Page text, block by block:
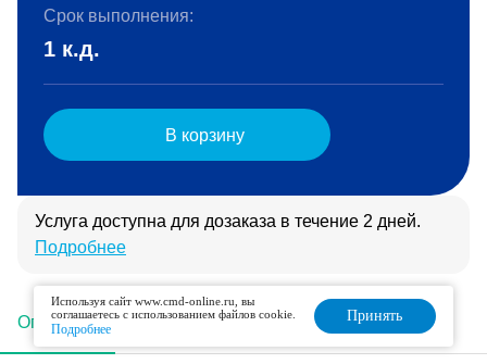
Описание Подготовка Интерпретация
Срок выполнения:
1 к.д.
В корзину
Услуга доступна для дозаказа в течение 2 дней.
Подробнее
Используя сайт www.cmd-online.ru, вы
соглашаетесь с использованием файлов cookie.
Подробнее
Принять